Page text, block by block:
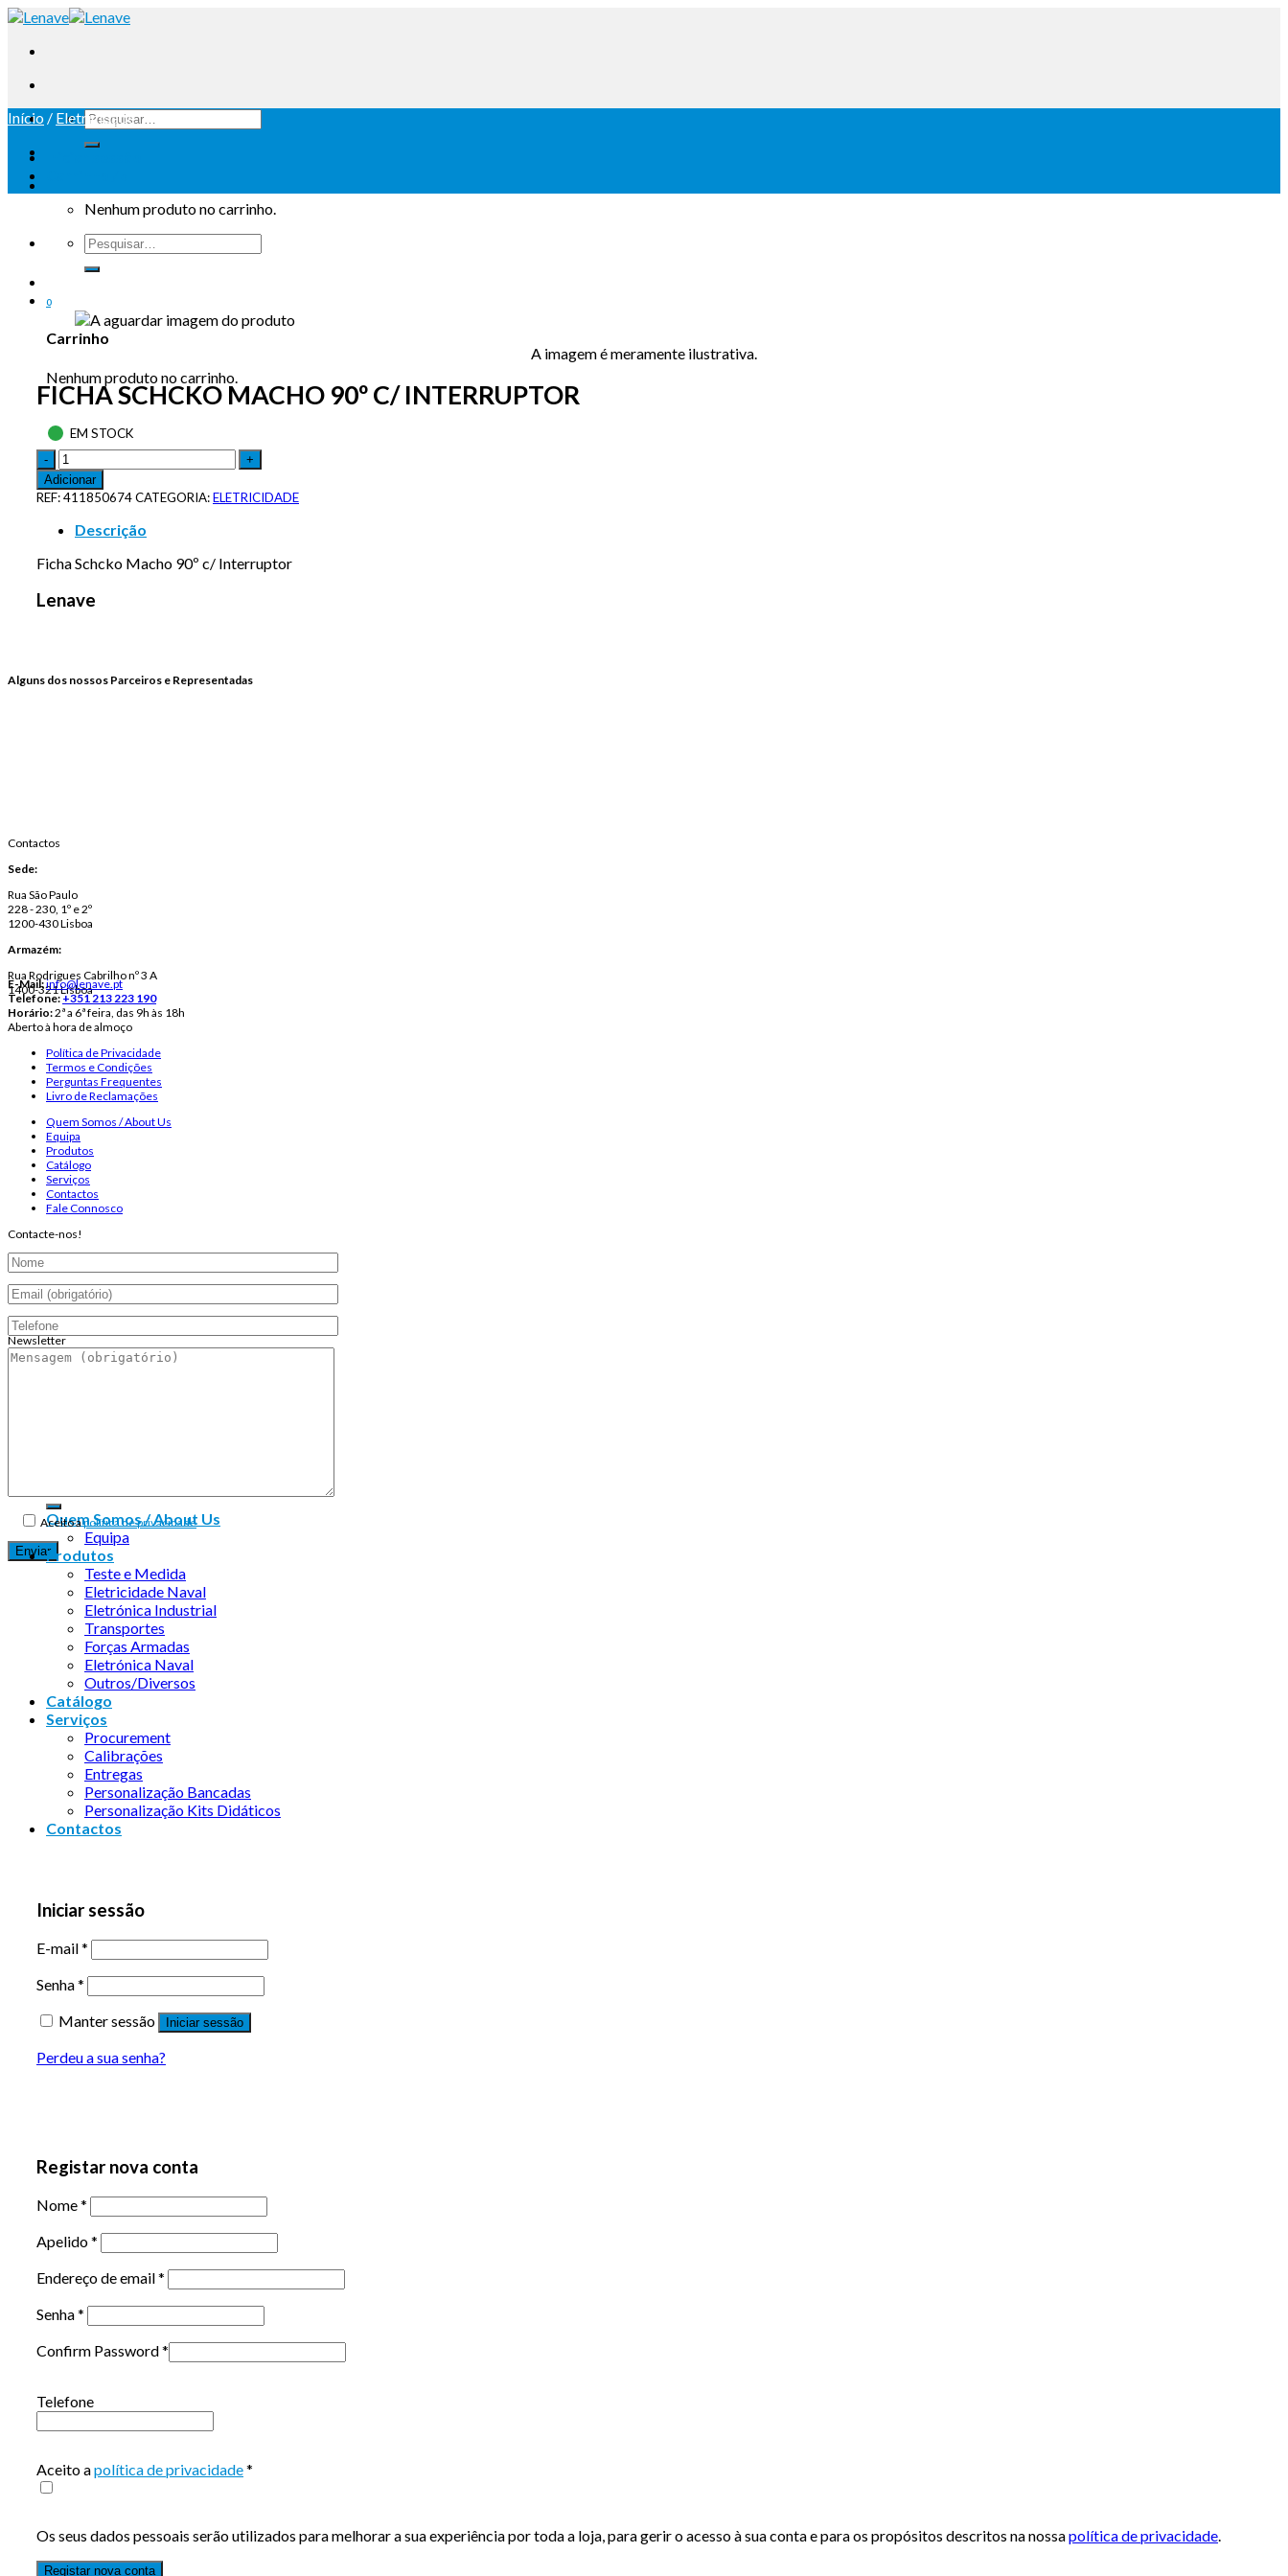
Nenhum produto no carrinho.
0
Carrinho
Nenhum produto no carrinho.
Início / Eletricidade
A imagem é meramente ilustrativa.
FICHA SCHCKO MACHO 90º C/ INTERRUPTOR
EM STOCK
Adicionar
REF:411850674CATEGORIA:ELETRICIDADE
Descrição
Ficha Schcko Macho 90º c/ Interruptor
Lenave
Alguns dos nossos Parceiros e Representadas
Contactos
Sede:
Rua São Paulo
228 - 230, 1º e 2º
1200-430 Lisboa
Armazém:
Rua Rodrigues Cabrilho nº 3 A
1400-321 Lisboa
E-Mail:info@lenave.pt
Telefone:+351 213 223 190
Horário:2ª a 6ª feira, das 9h às 18h
Aberto à hora de almoço
Política de Privacidade
Termos e Condições
Perguntas Frequentes
Livro de Reclamações
Quem Somos / About Us
Equipa
Produtos
Catálogo
Serviços
Contactos
Fale Connosco
Contacte-nos!
Aceito apolítica de privacidade
Newsletter
Endereço de email:
Quem Somos / About Us
Equipa
Produtos
Teste e Medida
Eletricidade Naval
Eletrónica Industrial
Transportes
Forças Armadas
Eletrónica Naval
Outros/Diversos
Catálogo
Serviços
Procurement
Calibrações
Entregas
Personalização Bancadas
Personalização Kits Didáticos
Contactos
Iniciar sessão
E-mail*
Senha*
Manter sessão
Iniciar sessão
Perdeu a sua senha?
Registar nova conta
Nome*
Apelido*
Endereço de email*
Senha*
Confirm Password*
Telefone
Aceito apolítica de privacidade*
Os seus dados pessoais serão utilizados para melhorar a sua experiência por toda a loja, para gerir o acesso à sua conta e para os propósitos descritos na nossapolítica de privacidade.
Registar nova conta